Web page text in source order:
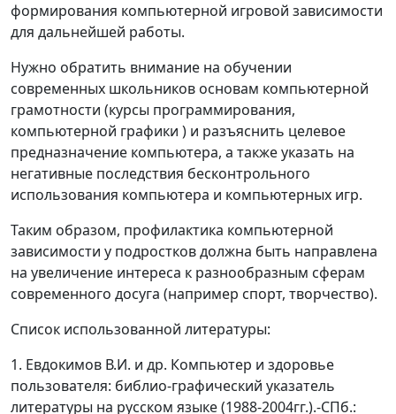
формирования компьютерной игровой зависимости
для дальнейшей работы.
Нужно обратить внимание на обучении
современных школьников основам компьютерной
грамотности (курсы программирования,
компьютерной графики ) и разъяснить целевое
предназначение компьютера, а также указать на
негативные последствия бесконтрольного
использования компьютера и компьютерных игр.
Таким образом, профилактика компьютерной
зависимости у подростков должна быть направлена
на увеличение интереса к разнообразным сферам
современного досуга (например спорт, творчество).
Список использованной литературы:
1. Евдокимов В.И. и др. Компьютер и здоровье
пользователя: библио-графический указатель
литературы на русском языке (1988-2004гг.).-СПб.: